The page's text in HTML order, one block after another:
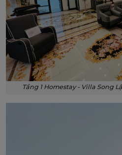
Tầng 1 Homestay - Villa Song